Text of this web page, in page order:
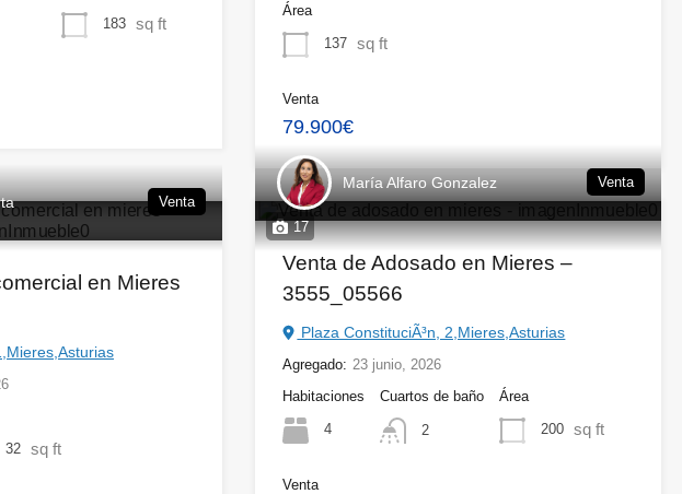
183 sq ft
Área
137 sq ft
Venta
79.900€
Venta
en Mieres
32 sq ft
17
María Alfaro Gonzalez Venta
Venta de Adosado en Mieres –
3555_05566
Plaza ConstituciÃ³n, 2,Mieres,Asturias
Agregado: 23 junio, 2026
Habitaciones
4
Cuartos de baño
2
Área
200 sq ft
Venta